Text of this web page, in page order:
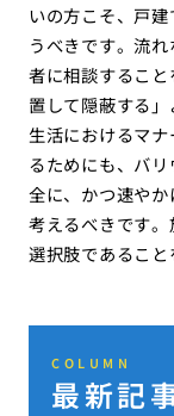
いの方こそ、戸
うべきです。流
者に相談するこ
置して隠蔽する
生活におけるマ
るためにも、バ
全に、かつ速や
考えるべきです
選択肢であること
COLUMN
最新記